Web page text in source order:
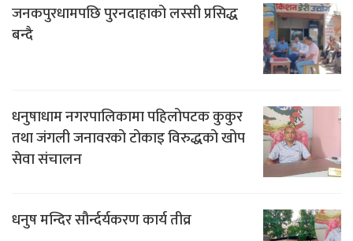
जनकपुरधामपछि पुरनदाहाको लस्सी प्रसिद्ध
बन्दै
धनुषाधाम नगरपालिकामा पहिलोपटक कुकुर
तथा जंगली जनावरको टोकाइ विरुद्धको खोप
सेवा संचालन
धनुष मन्दिर सौर्न्दर्यकरण कार्य तीव्र